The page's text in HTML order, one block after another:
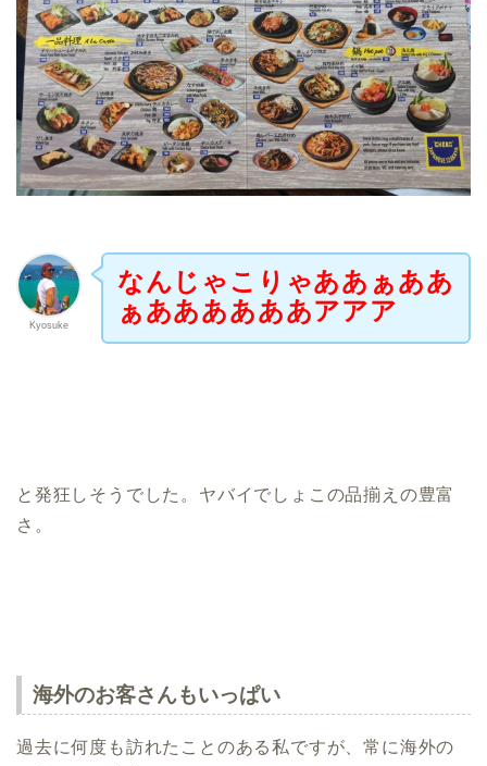
Kyosuke
なんじゃこりゃああぁああ
ぁああああああアアア
と発狂しそうでした。ヤバイでしょこの品揃えの豊富
さ。
海外のお客さんもいっぱい
過去に何度も訪れたことのある私ですが、常に海外の